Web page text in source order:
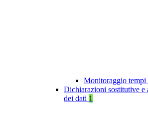
Monitoraggio tempi
Dichiarazioni sostitutive
dei dati 1